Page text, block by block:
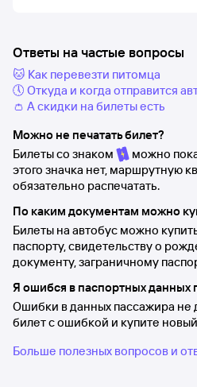
Ответы на частые вопросы
🐱 Как перевезти питомца
🕔 Откуда и когда отправится
👛 А скидки на билеты есть
Можно не печатать билет?
Билеты со знаком
можно
этого значка нет, маршрутную
обязательно распечатать.
По каким документам можно
Билеты на автобус можно
паспорту, свидетельству о
документу, заграничному
Я ошибся в паспортных данных
Ошибки в данных пассажира не
билет с ошибкой и купите
Больше полезных вопросов и